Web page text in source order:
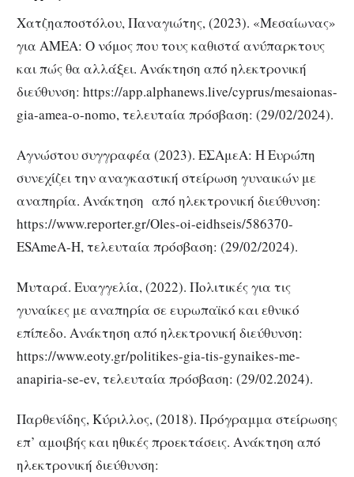
Χατζηαποστόλου, Παναγιώτης, (2023). «Μεσαίωνας»
για ΑΜΕΑ: Ο νόμος που τους καθιστά ανύπαρκτους
και πώς θα αλλάξει. Ανάκτηση από ηλεκτρονική
διεύθυνση: https://app.alphanews.live/cyprus/mesaionas-
gia-amea-o-nomo, τελευταία πρόσβαση: (29/02/2024).
Αγνώστου συγγραφέα (2023). ΕΣΑμεΑ: Η Ευρώπη
συνεχίζει την αναγκαστική στείρωση γυναικών με
αναπηρία. Ανάκτηση από ηλεκτρονική διεύθυνση:
https://www.reporter.gr/Oles-oi-eidhseis/586370-
ESAmeA-H, τελευταία πρόσβαση: (29/02/2024).
Μυταρά. Ευαγγελία, (2022). Πολιτικές για τις
γυναίκες με αναπηρία σε ευρωπαϊκό και εθνικό
επίπεδο. Ανάκτηση από ηλεκτρονική διεύθυνση:
https://www.eoty.gr/politikes-gia-tis-gynaikes-me-
anapiria-se-ev, τελευταία πρόσβαση: (29/02.2024).
Παρθενίδης, Κύριλλος, (2018). Πρόγραμμα στείρωσης
επ’ αμοιβής και ηθικές προεκτάσεις. Ανάκτηση από
ηλεκτρονική διεύθυνση: